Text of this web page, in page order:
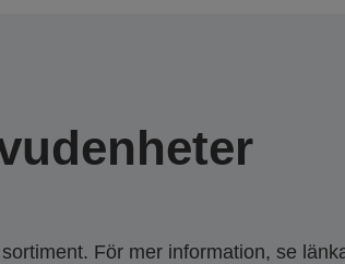
För mer information, se